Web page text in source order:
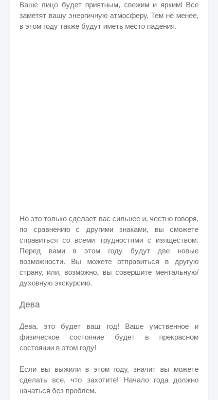
Ваше лицо будет приятным, свежим и ярким! Все
заметят вашу энергичную атмосферу. Тем не менее,
в этом году также будут иметь место падения.
Но это только сделает вас сильнее и, честно говоря,
по сравнению с другими знаками, вы сможете
справиться со всеми трудностями с изяществом.
Перед вами в этом году будут две новые
возможности. Вы можете отправиться в другую
страну, или, возможно, вы совершите ментальную/
духовную экскурсию.
Дева
Дева, это будет ваш год! Ваше умственное и
физическое состояние будет в прекрасном
состоянии в этом году!
Если вы выжили в этом году, значит вы можете
сделать все, что захотите! Начало года должно
начаться без проблем.